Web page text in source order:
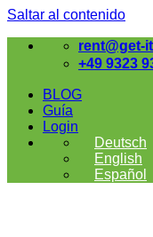
Saltar al contenido
rent@get-
+49 9323
BLOG
Guía
Login
Deutsch
English
Español